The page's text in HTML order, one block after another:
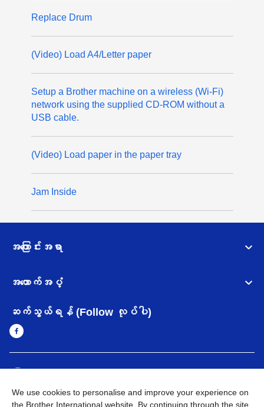
Replace Drum
(Video) Load A4/Letter paper
Setup a Brother machine on a wireless (Wi-Fi)
network using the supplied CD-ROM without a
USB cable.
(Video) Load paper in the paper tray
Jam Inside
အကြောင်းအရာ
အထောက်အပံ့
ဆက်သွယ်ရန် (Follow လုပ်ပါ)
အချက်အလက်မူဝါဒ အသုံးပြုမူဝါဒ သုံးစွဲရန် ဝက်ဆိုဒ်အညွှန်း
We use cookies to personalise and improve your experience on
the Brother International website. By continuing through the site